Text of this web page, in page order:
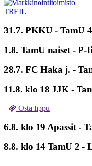
31.7. PKKU - TamU
1.8. TamU naiset - P-
28.7. FC Haka j. -
11.8. klo 18 JJK -
Osta lippu
6.8. klo 19 Apassit -
8.8. klo 14 TamU 2 -